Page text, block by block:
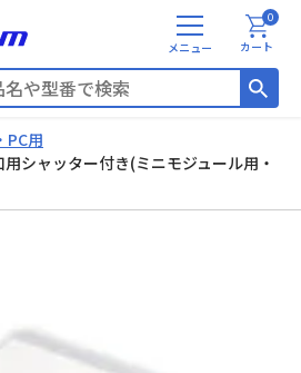
メ
ニ
カート
0
PC用
シャッター付き(ミニモジュール用・